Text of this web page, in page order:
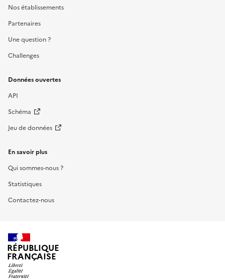
Nos établissements
Partenaires
Une question ?
Challenges
Données ouvertes
API
Schéma
Jeu de données
En savoir plus
Qui sommes-nous ?
Statistiques
Contactez-nous
RÉPUBLIQUE
FRANÇAISE